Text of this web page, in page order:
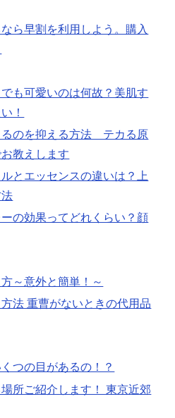
ら早割を利用しよう。購入
も可愛いのは何故？美肌す
！
るのを抑える方法 テカる原
教えします
とエッセンスの違いは？上
の効果ってどれくらい？顔
～意外と簡単！～
法 重曹がないときの代用品
つの目があるの！？
所ご紹介します！ 東京近郊